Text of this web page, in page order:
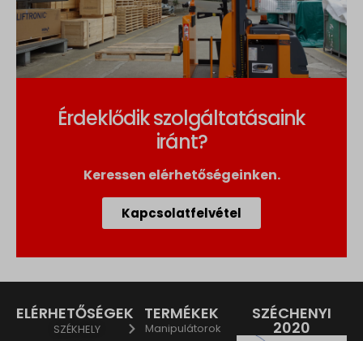
Érdeklődik szolgáltatásaink
iránt?
Keressen elérhetőségeinken.
Kapcsolatfelvétel
ELÉRHETŐSÉGEK
SZÉKHELY
TERMÉKEK
Manipulátorok
SZÉCHENYI
2020